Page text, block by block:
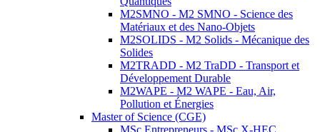
M2SMNO - M2 SMNO - Science des
Matériaux et des Nano-Objets
M2SOLIDS - M2 Solids - Mécanique des
Solides
M2TRADD - M2 TraDD - Transport et
Développement Durable
M2WAPE - M2 WAPE - Eau, Air,
Pollution et Énergies
Master of Science (CGE)
MSc Entrepreneurs - MSc X-HEC